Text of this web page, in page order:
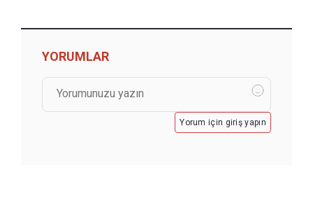
YORUMLAR
Yorum için giriş yapın